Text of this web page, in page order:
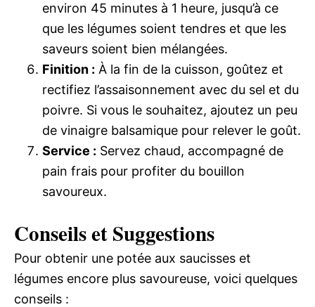
environ 45 minutes à 1 heure, jusqu’à ce
que les légumes soient tendres et que les
saveurs soient bien mélangées.
Finition : À la fin de la cuisson, goûtez et
rectifiez l’assaisonnement avec du sel et du
poivre. Si vous le souhaitez, ajoutez un peu
de vinaigre balsamique pour relever le goût.
Service : Servez chaud, accompagné de
pain frais pour profiter du bouillon
savoureux.
Conseils et Suggestions
Pour obtenir une potée aux saucisses et
légumes encore plus savoureuse, voici quelques
conseils :